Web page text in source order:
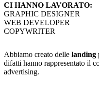
CI HANNO LAVORATO:
GRAPHIC DESIGNER
WEB DEVELOPER
COPYWRITER
Abbiamo creato delle landing
difatti hanno rappresentato il
advertising.